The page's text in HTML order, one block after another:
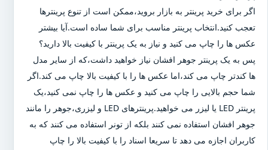
اگر برای خرید پرینتر به بازار بروید،ممکن است از تنوع پرینترها
تعجب کنید.انتخاب پرینتر مناسب برای شما ساده است.آیا بیشتر
عکس ها را چاپ می کنید و نیاز به یک پرینتر با کیفیت بالا دارید؟
پس به یک پرینتر جوهر افشان نیاز خواهید داشت،که از سایر مدل
ها کندتر چاپ می کند،اما عکس ها را با کیفیت بالا چاپ می کند.اگر
شما حجم بالایی را چاپ می کنید و عکس ها را چاپ نمی کنید،یک
پرینتر LED یا لیزر می خواهید.پرینترهای LED و لیزری،جوهر را مانند
جوهر افشان استفاده نمی کنند بلکه از تونر استفاده می کنند که به
کاربران اجازه می دهد تا سریعا اسناد را با کیفیت بالا را چاپ